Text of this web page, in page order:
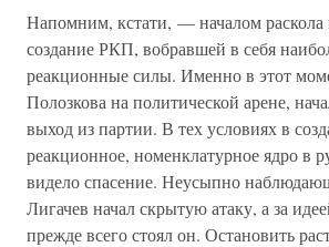
Напомним, кстати, — началом
создание РКП, вобравшей в себя
реакционные силы. Именно в этот
Полозкова на политической арене,
выход из партии. В тех условиях в
реакционное, номенклатурное ядро в
видело спасение. Неусыпно
Лигачев начал скрытую атаку, а за
прежде всего стоял он. Остановить